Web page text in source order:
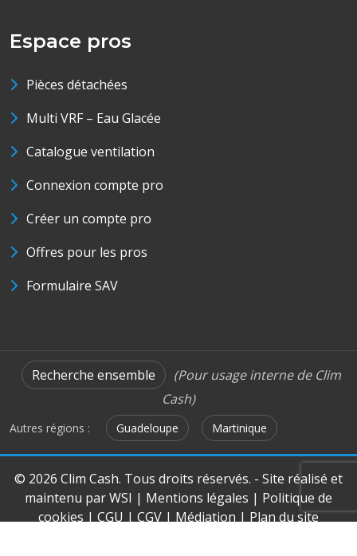
Espace pros
Pièces détachées
Multi VRF – Eau Glacée
Catalogue ventilation
Connexion compte pro
Créer un compte pro
Offres pour les pros
Formulaire SAV
Recherche ensemble
(Pour usage interne de Clim
Cash)
Autres régions : Guadeloupe Martinique
© 2026 Clim Cash. Tous droits réservés. - Site réalisé et
maintenu parWSI | Mentions légales | Politique de
cookies | CGU | CGV | Médiation | Plan du site